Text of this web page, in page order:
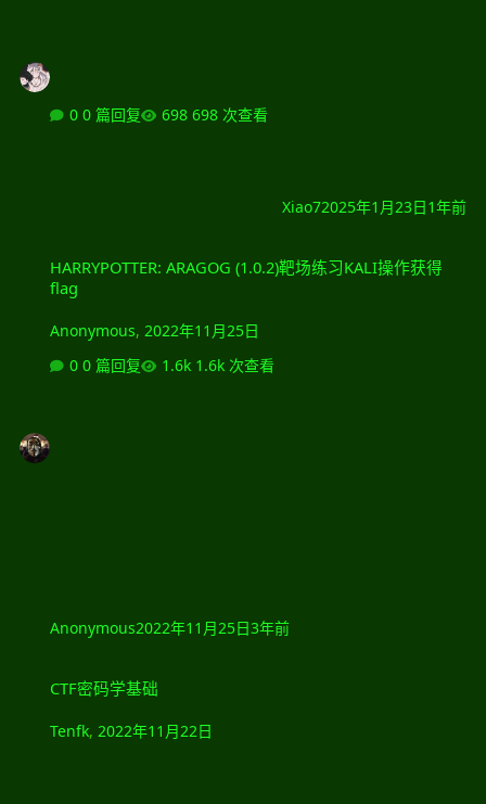
0 篇回复 698 次查看
Xiao72025年1月23日1年前
HARRYPOTTER: ARAGOG (1.0.2)靶场练习KALI操作获得
flag
Anonymous,2022年11月25日
0 篇回复
1.6k 次查看
Anonymous2022年11月25日3年前
CTF密码学基础
Tenfk,2022年11月22日